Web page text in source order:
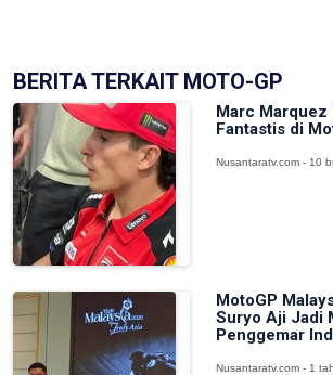
BERITA TERKAIT MOTO-GP
Marc Marquez
Fantastis di
Nusantaratv.com - 10
MotoGP
Suryo Aji Jadi
Penggemar
Nusantaratv.com - 1